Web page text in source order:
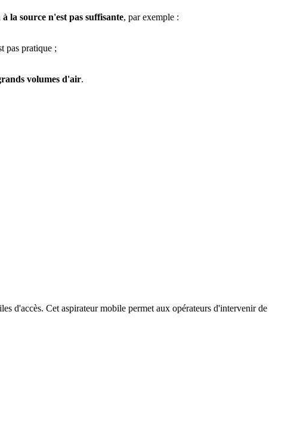
la source n'est pas suffisante, par exemple :
pas pratique ;
volumes d'air.
d'accès. Cet aspirateur mobile permet aux opérateurs d'intervenir de